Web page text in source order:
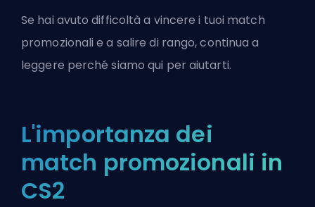
Se hai avuto difficoltà a vincere i tuoi match
promozionali e a salire di rango, continua a
leggere perché siamo qui per aiutarti.
L'importanza dei
match promozionali in
CS2